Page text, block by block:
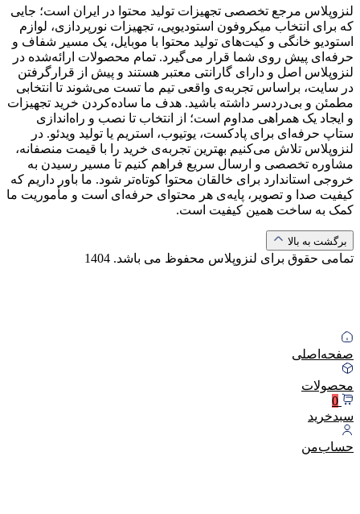
لنزوپلاس مرجع تخصصی تجهیزات تولید محتوا در ایران است؛ جایی
که برای انتخاب میکروفون استودیویی، تجهیزات نورپردازی، لوازم
استودیو خانگی و کیت‌های تولید محتوا با موبایل، یک مسیر شفاف و
حرفه‌ای پیش روی شما قرار می‌گیرد. تمام محصولات ارائه‌شده در
لنزوپلاس اصل و دارای گارانتی معتبر هستند و پیش از قرارگرفتن
در سایت، براساس تجربه‌ی واقعی تیم ما تست می‌شوند تا انتخابی
مطمئن و بی‌دردسر داشته باشید. هدف ما ساده‌کردن خرید تجهیزات
و ایجاد یک همراهی مداوم است؛ از انتخاب تا نصب و راه‌اندازی
ستاپ حرفه‌ای برای پادکست، یوتیوب، استریم یا تولید ویدئو. در
لنزوپلاس تلاش می‌کنیم بهترین تجربه‌ی خرید را با قیمت منصفانه،
مشاوره تخصصی و ارسال سریع فراهم کنیم تا مسیر رسیدن به
خروجی استاندارد برای خالقان محتوا کوتاه‌تر شود. ما باور داریم که
کیفیت صدا و تصویر، پایه‌ی هر محتوای حرفه‌ای است و مأموریت ما
کمک به ساخت همین کیفیت است.
برگشت به بالا
تمامی حقوق برای لنزوپلاس محفوظ می باشد. 1404
صفحه‌اصلی
محصولات
0
سبد‌خرید
حساب‌من